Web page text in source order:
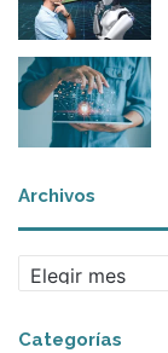
Archivos
Archivos
Categorías